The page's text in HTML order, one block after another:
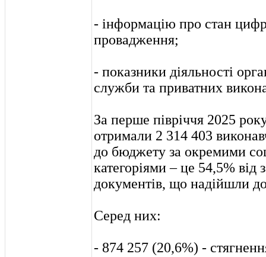
- інформацію про стан
провадження;
- показники діяльності
служби та приватних
За перше півріччя 2025
отримали 2 314 403
до бюджету за окремими
категоріями – це 54,5% від
документів, що надійшли
Серед них:
- 874 257 (20,6%) -